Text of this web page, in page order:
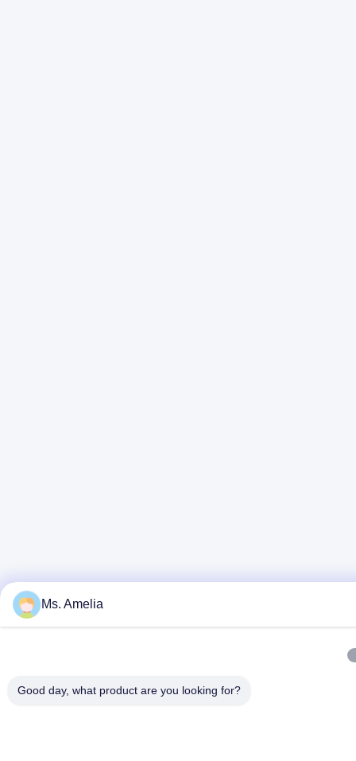
Ms. Amelia
Good day, what product are you looking for?